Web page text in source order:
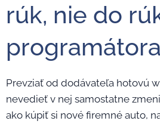
rúk, nie do
programátora
Prevziať od dodávateľa hotovú
nevedieť v nej samostatne
ako kúpiť si nové firemné auto,